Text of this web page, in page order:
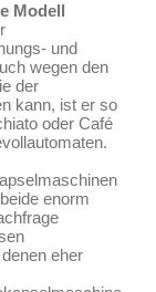
Modell
und
wegen den
der
kann, ist er so
oder Café
enorm
eher